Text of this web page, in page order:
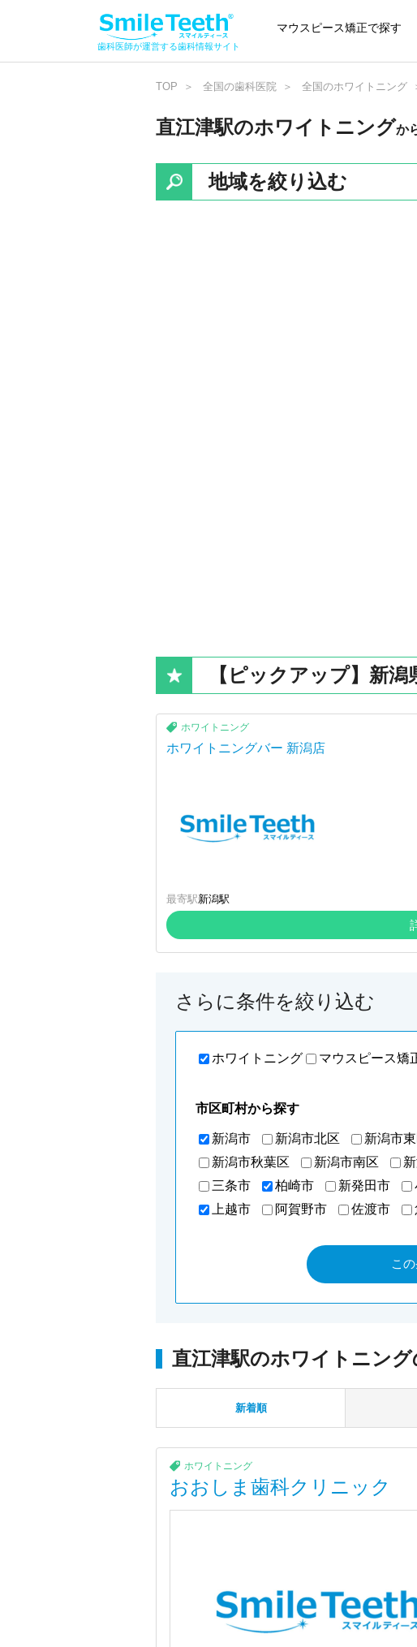
歯科医師が運営する歯科情報サイト
マウスピース矯正で探す
TOP 全国の歯科医院 全国のホワイトニング
直江津駅のホワイトニングか
地域を絞り込む
【ピックアップ】新
ホワイトニング
ホワイトニングバー 新潟店
最寄駅新潟駅
さらに条件を絞り込む
ホワイトニング マウスピース矯
市区町村から探す
新潟市 新潟市北区 新潟市
新潟市秋葉区
新潟市南区
三条市
柏崎市 新発田市
上越市
阿賀野市 佐渡市
直江津駅のホワイトニン
新着順
ホワイトニング
おおしま歯科クリニック